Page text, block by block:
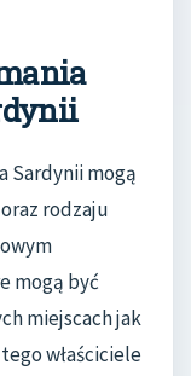
Sardynii mogą
rodzaju
mogą być
miejscach jak
właściciele